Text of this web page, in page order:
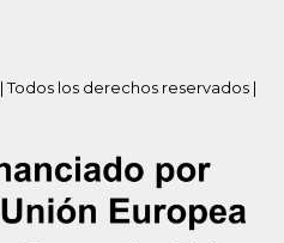
| Todos los derechos reservados |